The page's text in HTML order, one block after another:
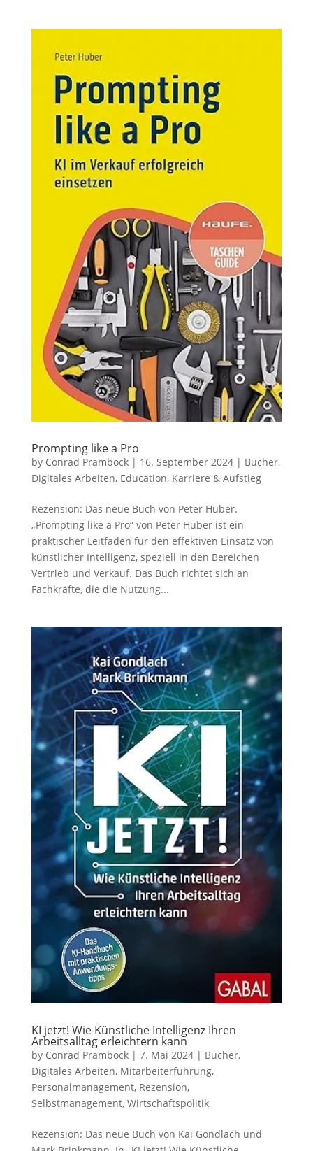
Prompting like a Pro
by Conrad Pramböck| 16. September 2024| Bücher,
Digitales Arbeiten, Education, Karriere & Aufstieg
Rezension: Das neue Buch von Peter Huber.
„Prompting like a Pro“ von Peter Huber ist ein
praktischer Leitfaden für den effektiven Einsatz von
künstlicher Intelligenz, speziell in den Bereichen
Vertrieb und Verkauf. Das Buch richtet sich an
Fachkräfte, die die Nutzung...
KI jetzt! Wie Künstliche Intelligenz Ihren
Arbeitsalltag erleichtern kann
by Conrad Pramböck| 7. Mai 2024| Bücher,
Digitales Arbeiten, Mitarbeiterführung,
Personalmanagement, Rezension,
Selbstmanagement, Wirtschaftspolitik
Rezension: Das neue Buch von Kai Gondlach und